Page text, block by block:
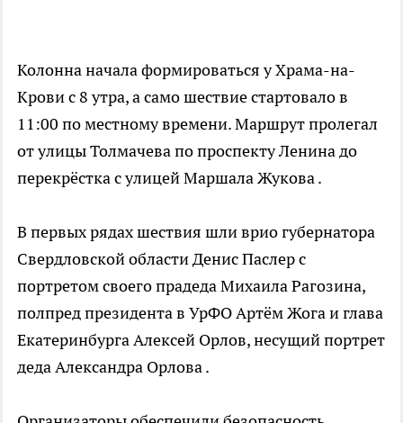
Колонна начала формироваться у Храма-на-
Крови с 8 утра, а само шествие стартовало в
11:00 по местному времени.Маршрут пролегал
от улицы Толмачева по проспекту Ленина до
перекрёстка с улицей Маршала Жукова.
В первых рядах шествия шли врио губернатора
Свердловской области Денис Паслер с
портретом своего прадеда Михаила Рагозина,
полпред президента в УрФО Артём Жога и глава
Екатеринбурга Алексей Орлов, несущий портрет
деда Александра Орлова.